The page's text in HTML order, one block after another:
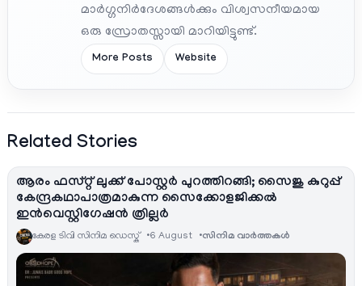
മാർഗ്ഗനിർദേശങ്ങൾക്കും വിശ്വസനീയമായ
ഒരു സ്രോതസ്സായി മാറിയിട്ടുണ്ട്.
More Posts Website
Related Stories
ആരം ഫസ്റ്റ് ലുക്ക് പോസ്റ്റർ പുറത്തിറങ്ങി; സൈജു കുറുപ്പ്
കേന്ദ്രകഥാപാത്രമാകുന്ന സൈക്കോളജിക്കൽ
ഇൻവെസ്റ്റിഗേഷൻ ത്രില്ലർ
കേരള ടിവി സിനിമ ഡെസ്ക് 6 August സിനിമ വാര്‍ത്തകള്‍